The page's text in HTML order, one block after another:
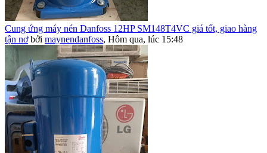
Cung ứng máy nén Danfoss 12HP SM148T4VC giá tốt, giao hàng
tận nơ bởi maynendanfoss, Hôm qua, lúc 15:48